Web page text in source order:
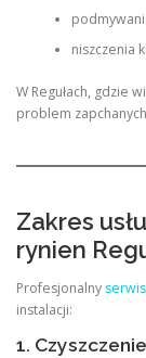
niszczenia
W Regułach, gdzie
problem
Zakres
rynien
Profesjonalny serwis
instalacji:
1.